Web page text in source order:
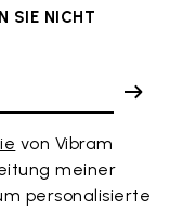
SIE NICHT
von Vibram
meiner
personalisierte